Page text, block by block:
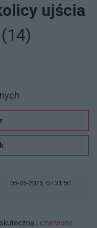
ujścia
(14)
05-05-2025, 07:31:50
i czerwone